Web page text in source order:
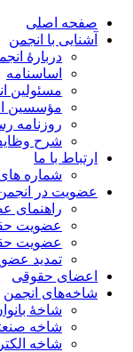
صفحه اصلی
آشنایی با انجمن
دربارۀ
اساسنامه
مسئولین
مؤسسین
روزنامه
شرح
ارتباط با ما
شماره
عضویت در
راهنمای
عضویت
عضویت
تمدید
اعضای حقوقی
شاخه‌های انجمن
شاخۀ
شاخه
شاخه‌